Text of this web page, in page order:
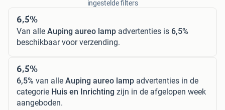
ingestelde filters
6,5%
Van alle Auping aureo lamp advertenties is 6,5%
beschikbaar voor verzending.
6,5%
6,5% van alle Auping aureo lamp advertenties in de
categorie Huis en Inrichting zijn in de afgelopen week
aangeboden.